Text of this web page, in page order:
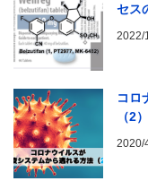
セス
2022/
コロ
（2）
2020/